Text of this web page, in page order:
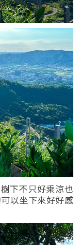
下不只好乘涼也
以坐下來好好感